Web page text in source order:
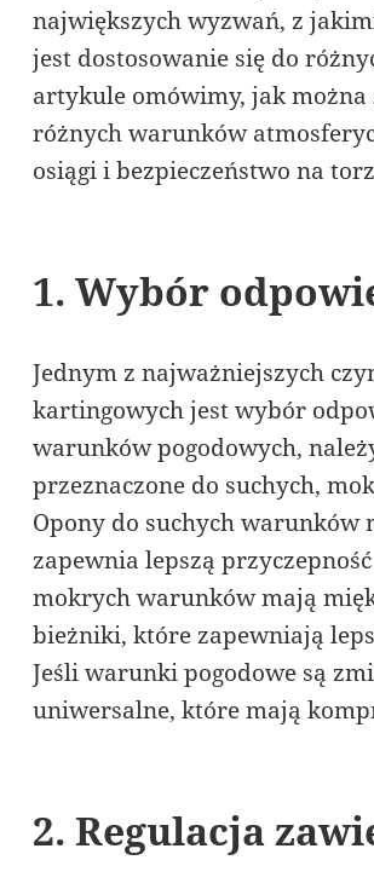
największych wyzwań, z
jest dostosowanie się do
artykule omówimy, jak
różnych warunków
osiągi i bezpieczeństwo na
1. Wybór
Jednym z najważniejszych
kartingowych jest wybór
warunków pogodowych,
przeznaczone do suchych,
Opony do suchych warunków
zapewnia lepszą
mokrych warunków mają
bieżniki, które zapewniają
Jeśli warunki pogodowe są
uniwersalne, które mają
2. Regulacja